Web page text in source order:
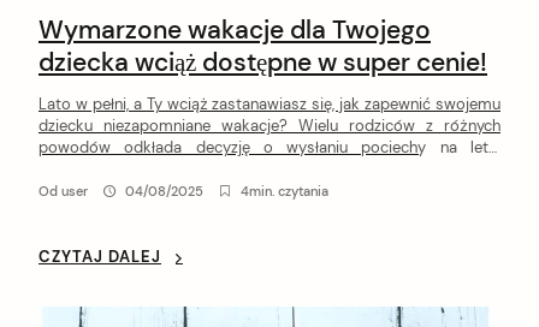
Wymarzone wakacje dla Twojego
dziecka wciąż dostępne w super cenie!
Lato w pełni, a Ty wciąż zastanawiasz się, jak zapewnić swojemu
dziecku niezapomniane wakacje? Wielu rodziców z różnych
powodów odkłada decyzję o wysłaniu pociechy na letni
jak zmiana planów urlopowych, a czasem chęć znalezienia
Od user 04/08/2025 4min. czytania
CZYTAJ DALEJ